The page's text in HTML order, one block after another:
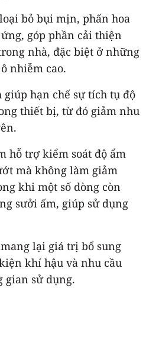
bỏ bụi mịn, phấn hoa
góp phần cải thiện
nhà, đặc biệt ở những
nhiễm cao.
giúp hạn chế sự tích tụ độ
thiết bị, từ đó giảm nhu
hỗ trợ kiểm soát độ ẩm
mà không làm giảm
khi một số dòng còn
sưởi ấm, giúp sử dụng
lại giá trị bổ sung
khí hậu và nhu cầu
gian sử dụng.